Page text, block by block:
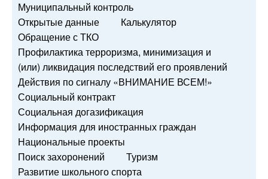
Муниципальный контроль
Открытые данные
Калькулятор
Обращение с ТКО
Профилактика терроризма, минимизация и
(или) ликвидация последствий его проявлений
Действия по сигналу «ВНИМАНИЕ ВСЕМ!»
Социальный контракт
Социальная догазификация
Информация для иностранных граждан
Национальные проекты
Поиск захоронений
Туризм
Развитие школьного спорта